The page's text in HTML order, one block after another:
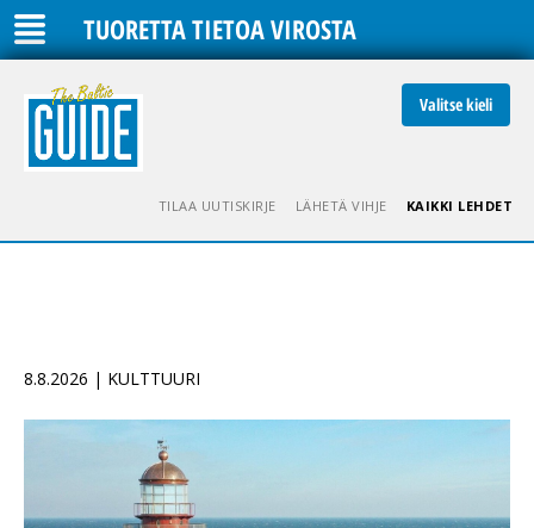
TUORETTA TIETOA VIROSTA
Valitse kieli
TILAA UUTISKIRJE LÄHETÄ VIHJE KAIKKI LEHDET
8.8.2026 | KULTTUURI